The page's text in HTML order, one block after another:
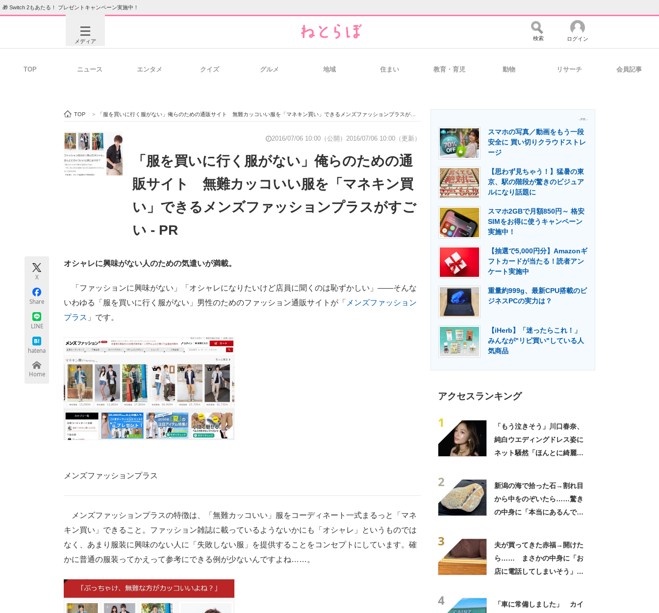
🎁 Switch 2もあたる！ プレゼントキャンペーン実施中！
メディア
ビジネスと働き方のヒント 経営リーダーのコミュニティ マーケ×ITの今がよく分かる
ITエンジニア向け専門サイト 企業向けIT製品の総合サイト IT製品の技術・比較・事例 製造業のIT導入・活用を支援
モノづくり技術者専門サイト エネルギーの専門メディア 建設×テクノロジーの最前線
検索 ログイン
TOP ニュース エンタメ クイズ グルメ 地域 住まい 教育・育児 動物 リサーチ 会員記事
TOP > 「服を買いに行く服がない」俺らのための通販サイト 無難カッコいい服を「マネキン買い」できるメンズファッションプラスがすごい - PR
2016/07/06 10:00（公開） 2016/07/06 10:00（更新）
「服を買いに行く服がない」俺らのための通
販サイト 無難カッコいい服を「マネキン買
い」できるメンズファッションプラスがすご
い - PR
X
Share
LINE
hatena
Home
オシャレに興味がない人のための気遣いが満載。
「ファッションに興味がない」「オシャレになりたいけど店員に聞くのは恥ずかしい」――そんな
いわゆる「服を買いに行く服がない」男性のためのファッション通販サイトが「 メンズファッション
プラス 」です。
メンズファッションプラス
メンズファッションプラスの特徴は、「無難カッコいい」服をコーディネート一式まるっと「マネ
キン買い」できること。ファッション雑誌に載っているようないかにも「オシャレ」というものでは
なく、あまり服装に興味のない人に「失敗しない服」を提供することをコンセプトにしています。確
かに普通の服装ってかえって参考にできる例が少ないんですよね……。
- PR -
スマホの写真／動画をもう一段
安全に 買い切りクラウドストレ
ージ
【思わず見ちゃう！】猛暑の東
京、駅の階段が驚きのビジュア
ルになり話題に
スマホ2GBで月額850円～ 格安
SIMをお得に使うキャンペーン
実施中！
【抽選で5,000円分】Amazonギ
フトカードが当たる！読者アン
ケート実施中
重量約999g、最新CPU搭載のビ
ジネスPCの実力は？
【iHerb】「迷ったらこれ！」
みんなが"リピ買い"している人
気商品
アクセスランキング
1
「もう泣きそう」川口春奈、
純白ウエディングドレス姿に
ネット騒然「ほんとに綺麗」
2
新潟の海で拾った石→割れ目
から中をのぞいたら……驚き
の中身に「本当にあるんです
3
夫が買ってきた赤福→開けた
ら…… まさかの中身に「お
店に電話してしまいそう」
4
「車に常備しました」 カイ